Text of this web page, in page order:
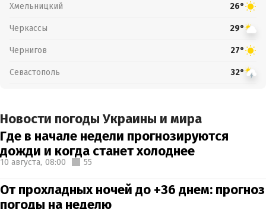
Хмельницкий 26°
Черкассы 29°
Чернигов 27°
Севастополь 32°
Новости погоды Украины и мира
Где в начале недели прогнозируются
дожди и когда станет холоднее
10 августа, 08:00 55
От прохладных ночей до +36 днем: прогноз
погоды на неделю